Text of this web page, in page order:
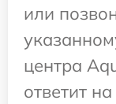
или
центра
ответит